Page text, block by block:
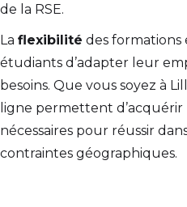
de la RSE.
La flexibilité des
étudiants d’adapter leur
besoins. Que vous soyez à
ligne permettent
nécessaires pour réussir
contraintes géographiques.